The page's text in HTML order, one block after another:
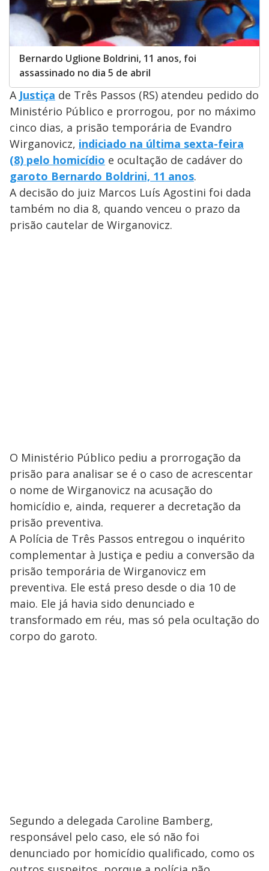
Bernardo Uglione Boldrini, 11 anos, foi
assassinado no dia 5 de abril
A Justiça de Três Passos (RS) atendeu pedido do
Ministério Público e prorrogou, por no máximo
cinco dias, a prisão temporária de Evandro
Wirganovicz, indiciado na última sexta-feira
(8) pelo homicídio e ocultação de cadáver do
garoto Bernardo Boldrini, 11 anos.
A decisão do juiz Marcos Luís Agostini foi dada
também no dia 8, quando venceu o prazo da
prisão cautelar de Wirganovicz.
O Ministério Público pediu a prorrogação da
prisão para analisar se é o caso de acrescentar
o nome de Wirganovicz na acusação do
homicídio e, ainda, requerer a decretação da
prisão preventiva.
A Polícia de Três Passos entregou o inquérito
complementar à Justiça e pediu a conversão da
prisão temporária de Wirganovicz em
preventiva. Ele está preso desde o dia 10 de
maio. Ele já havia sido denunciado e
transformado em réu, mas só pela ocultação do
corpo do garoto.
Segundo a delegada Caroline Bamberg,
responsável pelo caso, ele só não foi
denunciado por homicídio qualificado, como os